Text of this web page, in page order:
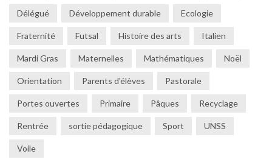
Délégué Développement durable Ecologie
Fraternité Futsal Histoire des arts Italien
Mardi Gras Maternelles Mathématiques Noël
Orientation Parents d'élèves Pastorale
Portes ouvertes Primaire Pâques Recyclage
Rentrée sortie pédagogique Sport UNSS
Voile